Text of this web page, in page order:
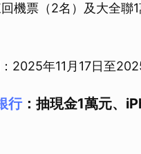
機票（2名）及大全聯
2025年11月17日至
行：抽現金1萬元、